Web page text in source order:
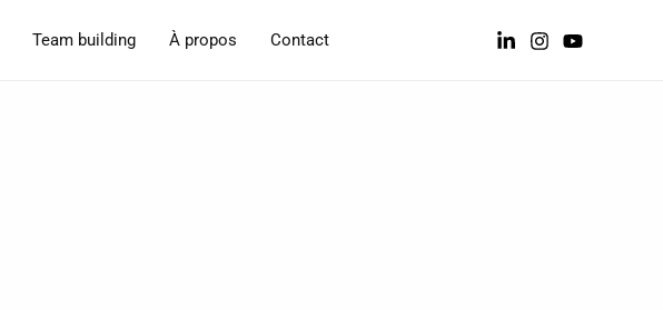
Team building À propos Contact